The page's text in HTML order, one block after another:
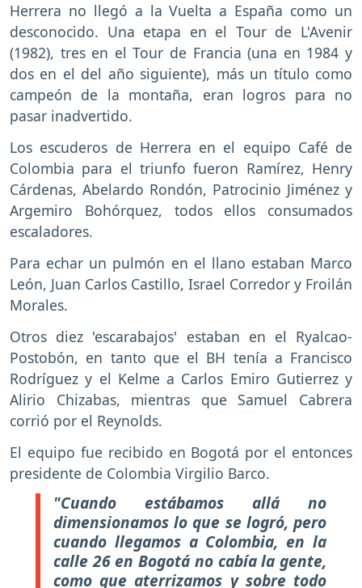
Herrera no llegó a la Vuelta a España como un
desconocido. Una etapa en el Tour de L'Avenir
(1982), tres en el Tour de Francia (una en 1984 y
dos en el del año siguiente), más un título como
campeón de la montaña, eran logros para no
pasar inadvertido.
Los escuderos de Herrera en el equipo Café de
Colombia para el triunfo fueron Ramírez, Henry
Cárdenas, Abelardo Rondón, Patrocinio Jiménez y
Argemiro Bohórquez, todos ellos consumados
escaladores.
Para echar un pulmón en el llano estaban Marco
León, Juan Carlos Castillo, Israel Corredor y Froilán
Morales.
Otros diez 'escarabajos' estaban en el Ryalcao-
Postobón, en tanto que el BH tenía a Francisco
Rodríguez y el Kelme a Carlos Emiro Gutierrez y
Alirio Chizabas, mientras que Samuel Cabrera
corrió por el Reynolds.
El equipo fue recibido en Bogotá por el entonces
presidente de Colombia Virgilio Barco.
"Cuando estábamos allá no
dimensionamos lo que se logró, pero
cuando llegamos a Colombia, en la
calle 26 en Bogotá no cabía la gente,
como que aterrizamos y sobre todo